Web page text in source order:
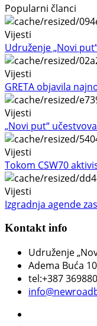
Popularni članci
Vijesti
Udruženje „Novi
Vijesti
GRETA objavila
Vijesti
„Novi put“
Vijesti
Tokom CSW70
Vijesti
Izgradnja agende
Kontakt info
Udruženje
Adema Buća 10
tel:+387